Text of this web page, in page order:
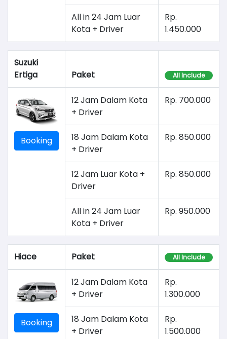
All in 24 Jam Luar
Kota + Driver
Rp.
1.450.000
Suzuki
Ertiga
Paket All Include
Booking
12 Jam Dalam Kota
+ Driver
Rp. 700.000
18 Jam Dalam Kota
+ Driver
Rp. 850.000
12 Jam Luar Kota +
Driver
Rp. 850.000
All in 24 Jam Luar
Kota + Driver
Rp. 950.000
Hiace Paket All Include
Booking
12 Jam Dalam Kota
+ Driver
Rp.
1.300.000
18 Jam Dalam Kota
+ Driver
Rp.
1.500.000